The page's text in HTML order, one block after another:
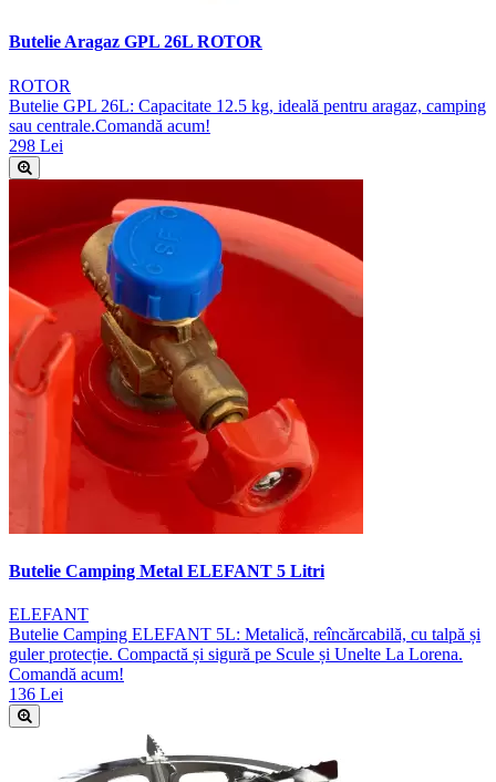
Butelie Aragaz GPL 26L ROTOR
ROTOR
Butelie GPL 26L: Capacitate 12.5 kg, ideală pentru aragaz, camping
sau centrale.Comandă acum!
298 Lei
Butelie Camping Metal ELEFANT 5 Litri
ELEFANT
Butelie Camping ELEFANT 5L: Metalică, reîncărcabilă, cu talpă și
guler protecție. Compactă și sigură pe Scule și Unelte La Lorena.
Comandă acum!
136 Lei